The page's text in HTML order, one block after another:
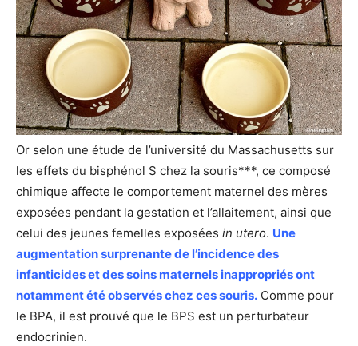
Or selon une étude de l’université du Massachusetts sur
les effets du bisphénol S chez la souris***, ce composé
chimique affecte le comportement maternel des mères
exposées pendant la gestation et l’allaitement, ainsi que
celui des jeunes femelles exposées in utero. Une
augmentation surprenante de l’incidence des
infanticides et des soins maternels inappropriés ont
notamment été observés chez ces souris. Comme pour
le BPA, il est prouvé que le BPS est un perturbateur
endocrinien.